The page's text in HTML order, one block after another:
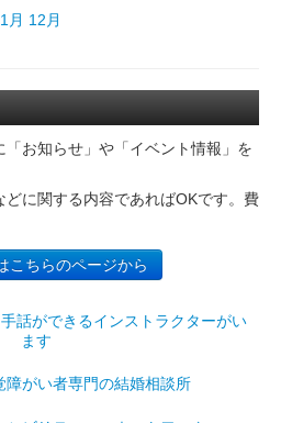
月 12月
お知らせ」や「イベント情報」を
どに関する内容であればOKです。費
こちらのページから